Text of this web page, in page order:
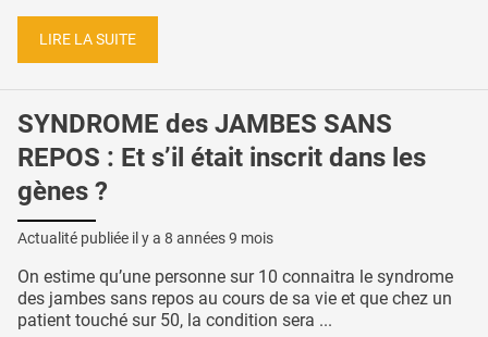
LIRE LA SUITE
SYNDROME des JAMBES SANS
REPOS : Et s’il était inscrit dans les
gènes ?
Actualité publiée il y a 8 années 9 mois
On estime qu’une personne sur 10 connaitra le syndrome
des jambes sans repos au cours de sa vie et que chez un
patient touché sur 50, la condition sera ...